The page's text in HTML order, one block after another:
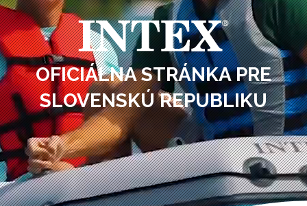
OFICIÁLNA STRÁNKA PRE
SLOVENSKÚ REPUBLIKU